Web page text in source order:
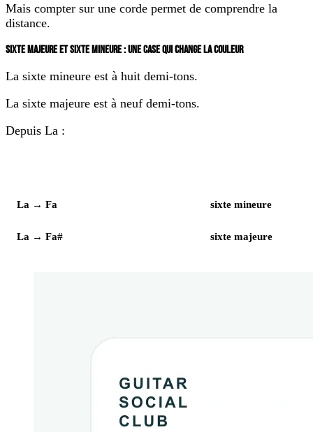
Mais compter sur une corde permet de comprendre la
distance.
SIXTE MAJEURE ET SIXTE MINEURE : UNE CASE QUI CHANGE LA COULEUR
La sixte mineure est à huit demi-tons.
La sixte majeure est à neuf demi-tons.
Depuis La :
La → Fa sixte mineure
La → Fa# sixte majeure